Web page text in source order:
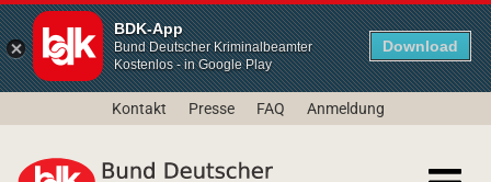
BDK-App
Bund Deutscher Kriminalbeamter
Kostenlos - in Google Play
Download
Kontakt Presse FAQ Anmeldung